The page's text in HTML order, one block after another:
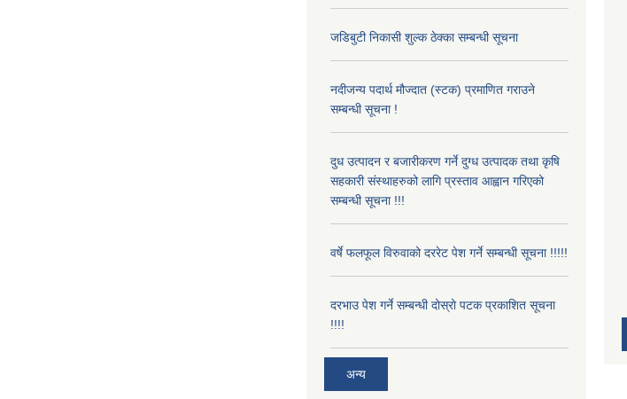
जडिबुटी निकासी शुल्क ठेक्का सम्बन्धी सूचना
नदीजन्य पदार्थ मौज्दात (स्टक) प्रमाणित गराउने
सम्बन्धी सूचना !
दुध उत्पादन र बजारीकरण गर्ने दुग्ध उत्पादक तथा कृषि
सहकारी संस्थाहरुको लागि प्रस्ताव आह्वान गरिएको
सम्बन्धी सूचना !!!
वर्षे फलफूल विरुवाको दररेट पेश गर्ने सम्बन्धी सूचना !!!!!
दरभाउ पेश गर्ने सम्बन्धी दोस्रो पटक प्रकाशित सूचना
!!!!
अन्य